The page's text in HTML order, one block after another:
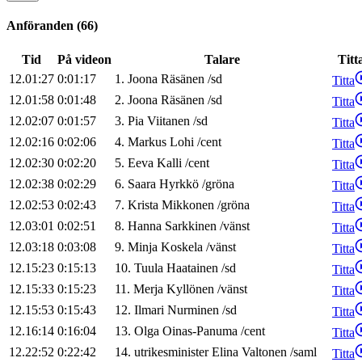
Anföranden (66)
Tid På videon Talare
12.01:27 0:01:17 1. Joona Räsänen /sd
Titta
12.01:58 0:01:48 2. Joona Räsänen /sd
Titta
12.02:07 0:01:57 3. Pia Viitanen /sd
Titta
12.02:16 0:02:06 4. Markus Lohi /cent
Titta
12.02:30 0:02:20 5. Eeva Kalli /cent
Titta
12.02:38 0:02:29 6. Saara Hyrkkö /gröna
Titta
12.02:53 0:02:43 7. Krista Mikkonen /gröna
Titta
12.03:01 0:02:51 8. Hanna Sarkkinen /vänst
Titta
12.03:18 0:03:08 9. Minja Koskela /vänst
Titta
12.15:23 0:15:13 10. Tuula Haatainen /sd
Titta
12.15:33 0:15:23 11. Merja Kyllönen /vänst
Titta
12.15:53 0:15:43 12. Ilmari Nurminen /sd
Titta
12.16:14 0:16:04 13. Olga Oinas-Panuma /cent
Titta
12.22:52 0:22:42 14. utrikesminister Elina Valtonen /saml Titta